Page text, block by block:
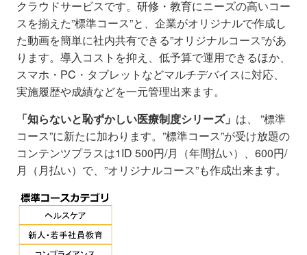
クラウドサービスです。研修・教育にニーズの高いコー
スを揃えた”標準コース”と、企業がオリジナルで作成し
た動画を簡単に社内共有できる”オリジナルコース”があ
ります。導入コストを抑え、低予算で運用できるほか、
スマホ・PC・タブレットなどマルチデバイスに対応、
実施履歴や成績などを一元管理出来ます。
「知らないと恥ずかしい医療制度シリーズ」 は、 ”標準
コース”に新たに加わります。”標準コース”が受け放題の
コンテンツプラスは1ID 500円/月（年間払い）、600円/
月（月払い）で、”オリジナルコース”も作成出来ます。